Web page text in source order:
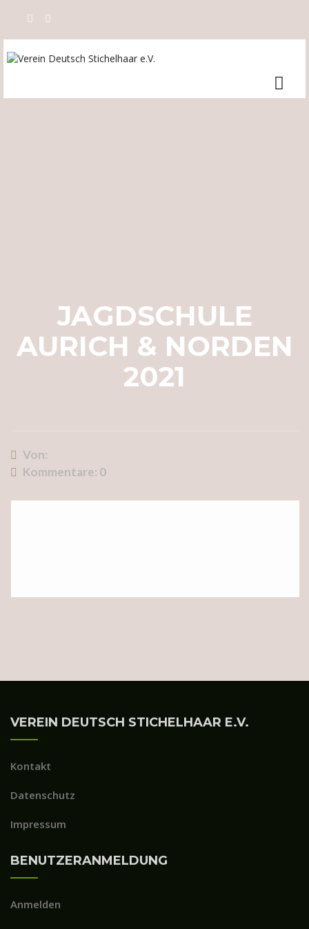
JAGDSCHULE
AURICH & NORDEN
2021
Von:
Kommentare: 0
VEREIN DEUTSCH STICHELHAAR E.V.
Kontakt
Datenschutz
Impressum
BENUTZERANMELDUNG
Anmelden